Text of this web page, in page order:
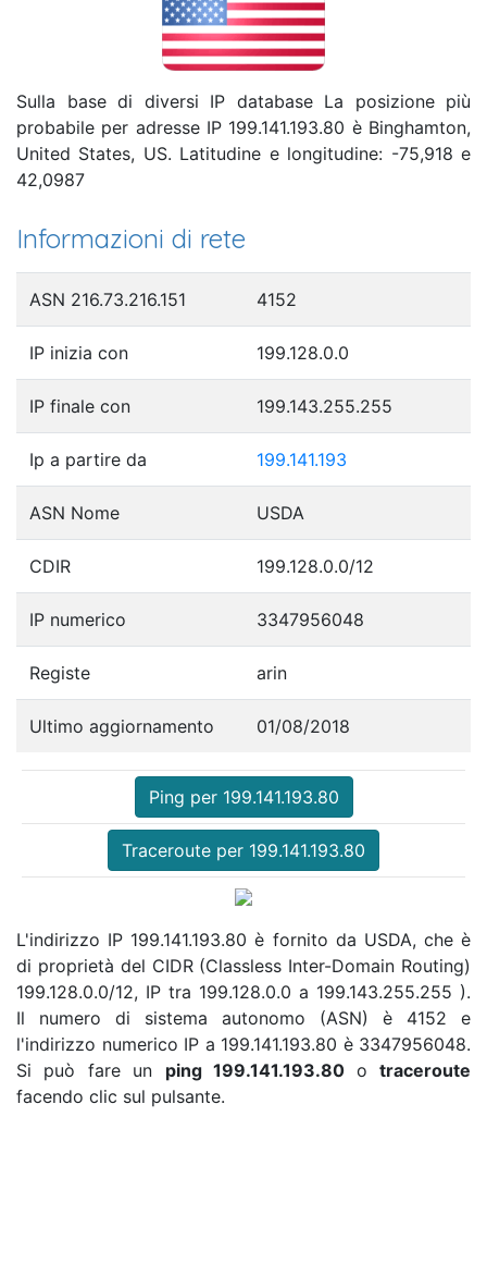
Sulla base di diversi IP database La posizione più
probabile per adresse IP 199.141.193.80 è Binghamton,
United States, US. Latitudine e longitudine: -75,918 e
42,0987
Informazioni di rete
ASN 216.73.216.151 4152
IP inizia con 199.128.0.0
IP finale con 199.143.255.255
Ip a partire da 199.141.193
ASN Nome USDA
CDIR 199.128.0.0/12
IP numerico 3347956048
Registe arin
Ultimo aggiornamento 01/08/2018
Ping per 199.141.193.80
Traceroute per 199.141.193.80
L'indirizzo IP 199.141.193.80 è fornito da USDA, che è
di proprietà del CIDR (Classless Inter-Domain Routing)
199.128.0.0/12, IP tra 199.128.0.0 a 199.143.255.255 ).
Il numero di sistema autonomo (ASN) è 4152 e
l'indirizzo numerico IP a 199.141.193.80 è 3347956048.
Si può fare un ping 199.141.193.80 otraceroute
facendo clic sul pulsante.